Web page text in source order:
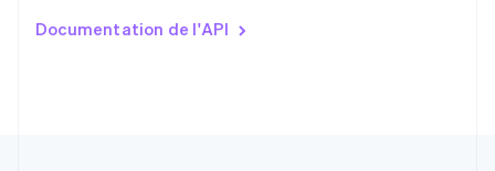
Documentation de l'API
English